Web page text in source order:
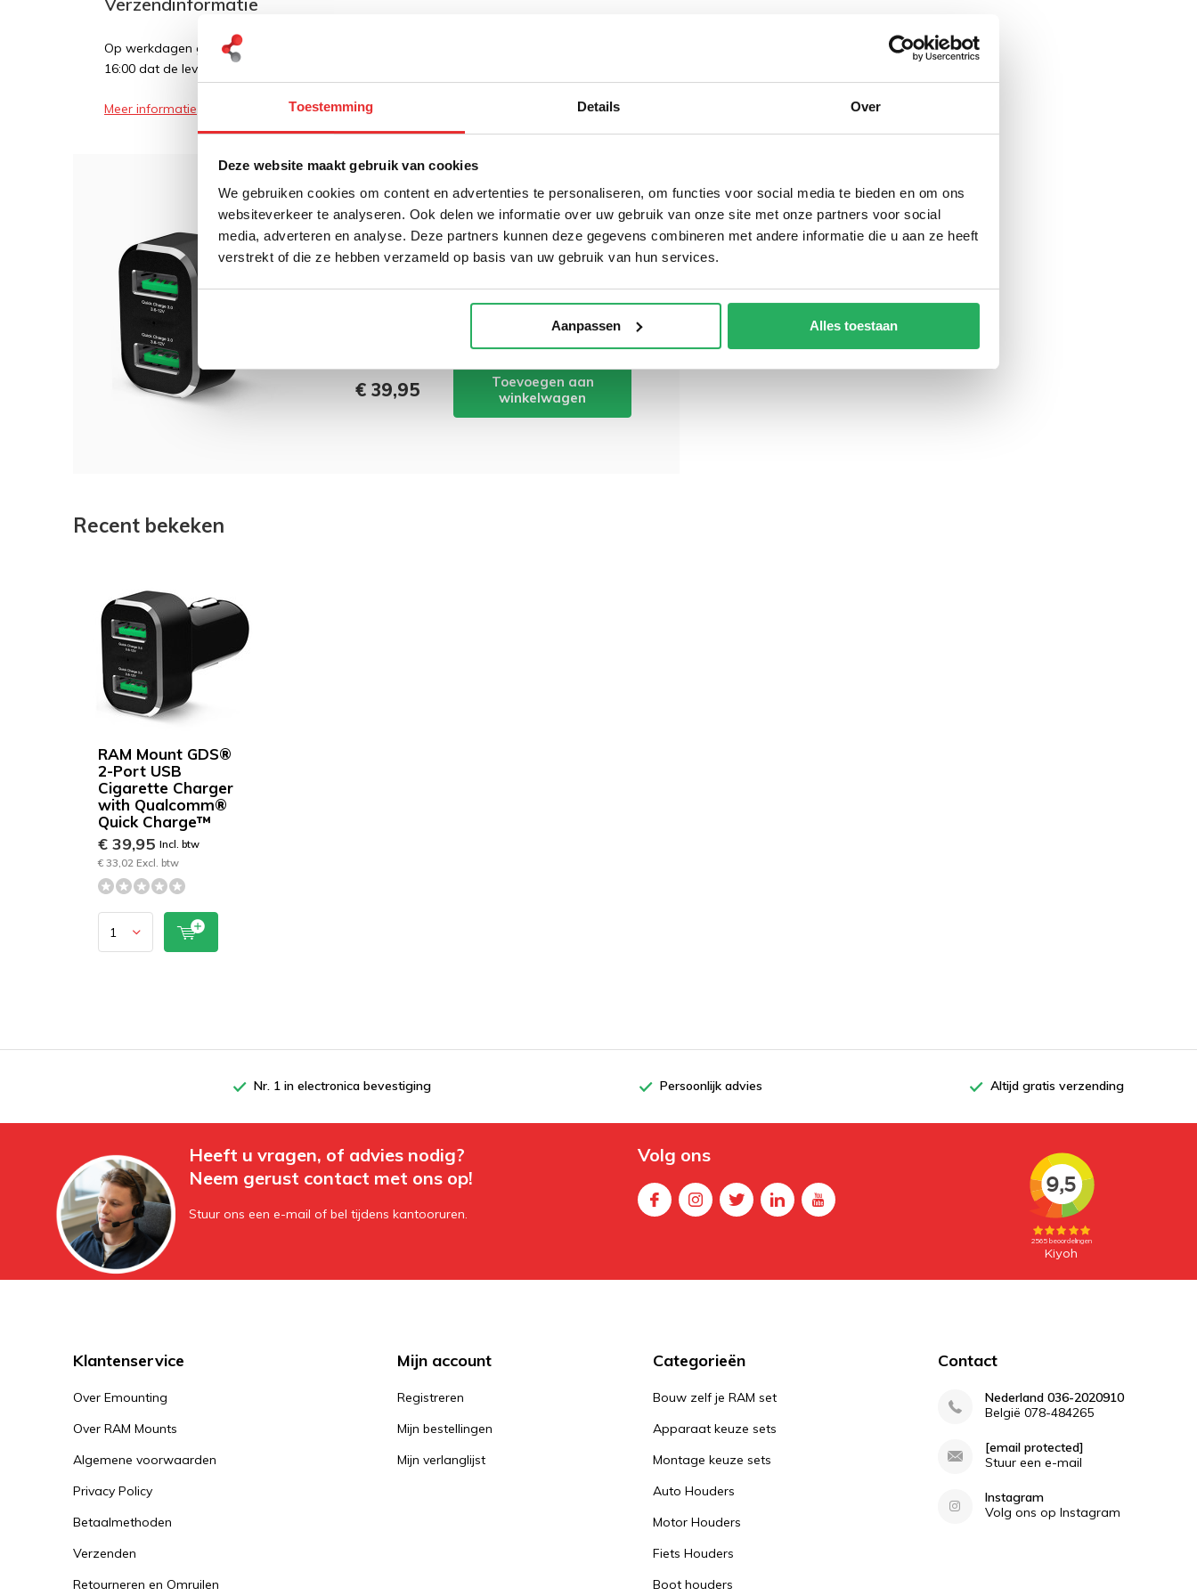
Toestemming Details Over
Deze website maakt gebruik van cookies
We gebruiken cookies om content en advertenties te personaliseren, om functies voor social media te bieden en om ons
websiteverkeer te analyseren. Ook delen we informatie over uw gebruik van onze site met onze partners voor social
media, adverteren en analyse. Deze partners kunnen deze gegevens combineren met andere informatie die u aan ze heeft
verstrekt of die ze hebben verzameld op basis van uw gebruik van hun services.
Aanpassen Alles toestaan
Op werkdagen geldt over het algemeen dat als een bestelling geplaatst en betaald is voor
16:00 dat de levering de volgende dag plaatsvindt.
Meer informatie
Dit wordt 'm!
RAM Mount GDS® 2-Port USB
Cigarette Charger with
Qualcomm® Quick Charge™
€ 39,95
Toevoegen aan
winkelwagen
Recent bekeken
RAM Mount GDS®
2-Port USB
Cigarette Charger
with Qualcomm®
Quick Charge™
€ 39,95 Incl. btw
€ 33,02 Excl. btw
Nr. 1 in electronica bevestiging Persoonlijk advies Altijd gratis verzending
Heeft u vragen, of advies nodig?
Neem gerust contact met ons op!
Stuur ons een e-mail of bel tijdens kantooruren.
Volg ons
Klantenservice
Over Emounting
Over RAM Mounts
Algemene voorwaarden
Privacy Policy
Betaalmethoden
Verzenden
Retourneren en Omruilen
Mijn account
Registreren
Mijn bestellingen
Mijn verlanglijst
Categorieën
Bouw zelf je RAM set
Apparaat keuze sets
Montage keuze sets
Auto Houders
Motor Houders
Fiets Houders
Boot houders
Contact
Nederland 036-2020910
België 078-484265
[email protected]
Stuur een e-mail
Instagram
Volg ons op Instagram